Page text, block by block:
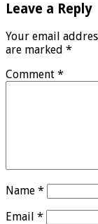
Leave a Reply
Your email
are marked *
Comment *
Name *
Email *